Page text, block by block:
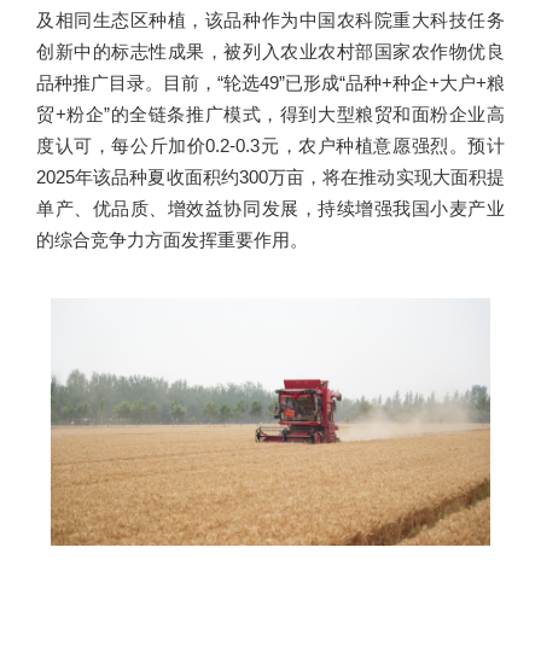
及相同生态区种植，该品种作为中国农科院重大科技任务
创新中的标志性成果，被列入农业农村部国家农作物优良
品种推广目录。目前，“轮选49”已形成“品种+种企+大户+粮
贸+粉企”的全链条推广模式，得到大型粮贸和面粉企业高
度认可，每公斤加价0.2-0.3元，农户种植意愿强烈。预计
2025年该品种夏收面积约300万亩，将在推动实现大面积提
单产、优品质、增效益协同发展，持续增强我国小麦产业
的综合竞争力方面发挥重要作用。